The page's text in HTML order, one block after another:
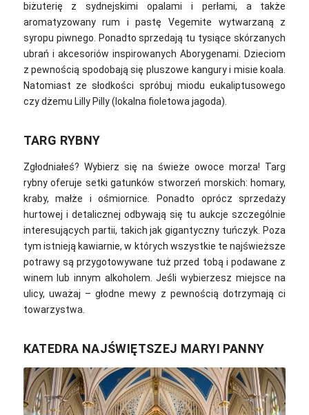
biżuterię z sydnejskimi opalami i perłami, a także
aromatyzowany rum i pastę Vegemite wytwarzaną z
syropu piwnego. Ponadto sprzedają tu tysiące skórzanych
ubrań i akcesoriów inspirowanych Aborygenami. Dzieciom
z pewnością spodobają się pluszowe kangury i misie koala.
Natomiast ze słodkości spróbuj miodu eukaliptusowego
czy dżemu Lilly Pilly (lokalna fioletowa jagoda).
TARG RYBNY
Zgłodniałeś? Wybierz się na świeże owoce morza! Targ
rybny oferuje setki gatunków stworzeń morskich: homary,
kraby, małże i ośmiornice. Ponadto oprócz sprzedaży
hurtowej i detalicznej odbywają się tu aukcje szczególnie
interesujących partii, takich jak gigantyczny tuńczyk. Poza
tym istnieją kawiarnie, w których wszystkie te najświeższe
potrawy są przygotowywane tuż przed tobą i podawane z
winem lub innym alkoholem. Jeśli wybierzesz miejsce na
ulicy, uważaj – głodne mewy z pewnością dotrzymają ci
towarzystwa.
KATEDRA NAJŚWIĘTSZEJ MARYI PANNY